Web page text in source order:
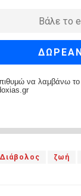
να λαμβάνω
Διάβολος ζωή